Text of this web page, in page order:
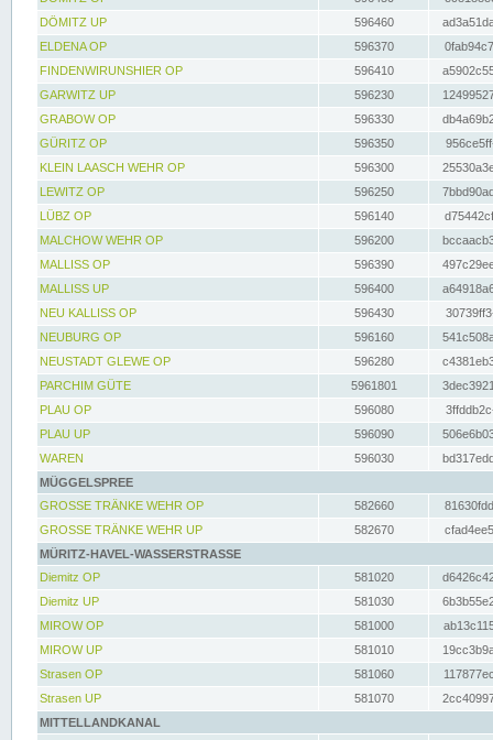
DÖMITZ UP
596460
ELDENA OP
596370
FINDENWIRUNSHIER OP
596410
GARWITZ UP
596230
GRABOW OP
596330
GÜRITZ OP
596350
KLEIN LAASCH WEHR OP
596300
LEWITZ OP
596250
LÜBZ OP
596140
MALCHOW WEHR OP
596200
MALLISS OP
596390
MALLISS UP
596400
NEU KALLISS OP
596430
NEUBURG OP
596160
NEUSTADT GLEWE OP
596280
PARCHIM GÜTE
5961801
PLAU OP
596080
PLAU UP
596090
WAREN
596030
MÜGGELSPREE
GROSSE TRÄNKE WEHR OP
582660
GROSSE TRÄNKE WEHR UP
582670
MÜRITZ-HAVEL-WASSERSTRASSE
Diemitz OP
581020
Diemitz UP
581030
MIROW OP
581000
MIROW UP
581010
Strasen OP
581060
Strasen UP
581070
MITTELLANDKANAL